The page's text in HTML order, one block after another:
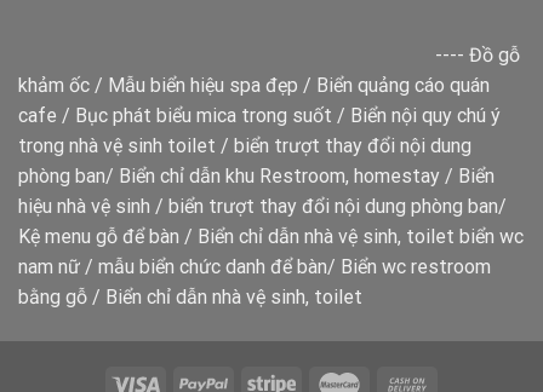
---- Đồ gỗ
khảm ốc / Mẫu biển hiệu spa đẹp / Biển quảng cáo quán
cafe / Bục phát biểu mica trong suốt / Biển nội quy chú ý
trong nhà vệ sinh toilet / biển trượt thay đổi nội dung
phòng ban/ Biển chỉ dẫn khu Restroom, homestay / Biển
hiệu nhà vệ sinh / biển trượt thay đổi nội dung phòng ban/
Kệ menu gỗ để bàn / Biển chỉ dẫn nhà vệ sinh, toilet biển wc
nam nữ / mẫu biển chức danh để bàn/ Biển wc restroom
bằng gỗ / Biển chỉ dẫn nhà vệ sinh, toilet